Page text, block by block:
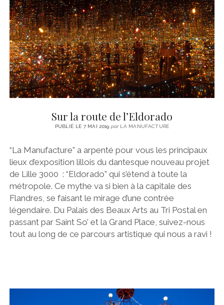
CINÉMA
LITTÉRATURE
ÉCONOMIE
SPORT
MÉDIAS
SANTÉ
instagram
emailemail-
form
Sur la route de l’Eldorado
PUBLIÉ LE 7 MAI 2019 parLA MANUFACTURE
“La Manufacture” a arpenté pour vous les principaux
lieux d’exposition lillois du dantesque nouveau projet
de Lille 3000 : “Eldorado” qui s’étend à toute la
métropole. Ce mythe va si bien à la capitale des
Flandres, se faisant le mirage d’une contrée
légendaire. Du Palais des Beaux Arts au Tri Postal en
passant par Saint So’ et la Grand Place, suivez-nous
tout au long de ce parcours artistique qui nous a ravi !